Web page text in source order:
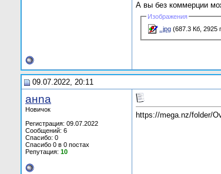
А вы без коммерции
Изображения
..jpg (687.3 Кб, 2925
09.07.2022, 20:11
анnа
Новичок
Регистрация: 09.07.2022
Сообщений: 6
Спасибо: 0
Спасибо 0 в 0 постах
Репутация: 10
https://mega.nz/folder/